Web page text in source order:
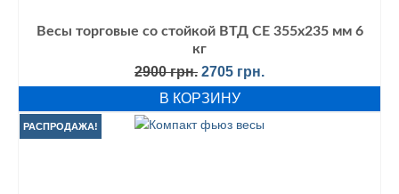
Весы торговые со стойкой ВТД СЕ 355х235 мм 6
кг
2900грн. Первоначальная
цена
составляла
2900 грн..
2705 грн.
цена:
В КОРЗИНУ
РАСПРОДАЖА!